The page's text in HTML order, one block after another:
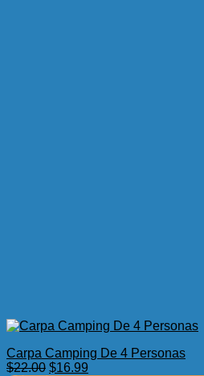
Carpa Camping De 4 Personas
$22.00 El
$16.99